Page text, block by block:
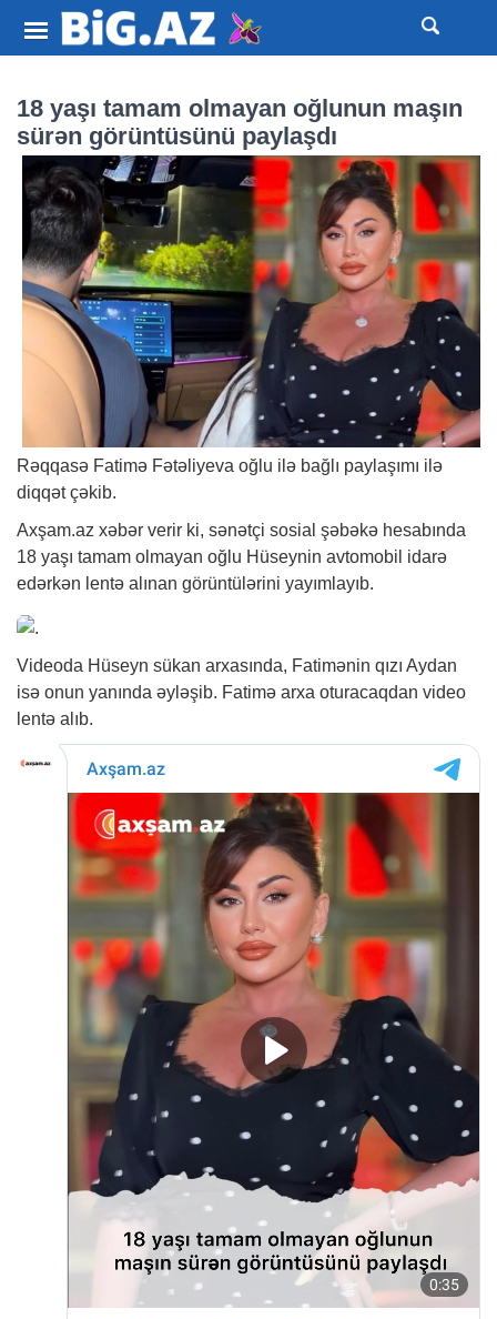
18 yaşı tamam olmayan oğlunun maşın
sürən görüntüsünü paylaşdı
Rəqqasə Fatimə Fətəliyeva oğlu ilə bağlı paylaşımı ilə
diqqət çəkib.
Axşam.az xəbər verir ki, sənətçi sosial şəbəkə hesabında
18 yaşı tamam olmayan oğlu Hüseynin avtomobil idarə
edərkən lentə alınan görüntülərini yayımlayıb.
Videoda Hüseyn sükan arxasında, Fatimənin qızı Aydan
isə onun yanında əyləşib. Fatimə arxa oturacaqdan video
lentə alıb.